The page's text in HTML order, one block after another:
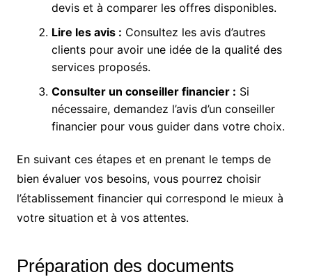
devis et à comparer les offres disponibles.
Lire les avis : Consultez les avis d’autres
clients pour avoir une idée de la qualité des
services proposés.
Consulter un conseiller financier : Si
nécessaire, demandez l’avis d’un conseiller
financier pour vous guider dans votre choix.
En suivant ces étapes et en prenant le temps de
bien évaluer vos besoins, vous pourrez choisir
l’établissement financier qui correspond le mieux à
votre situation et à vos attentes.
Préparation des documents